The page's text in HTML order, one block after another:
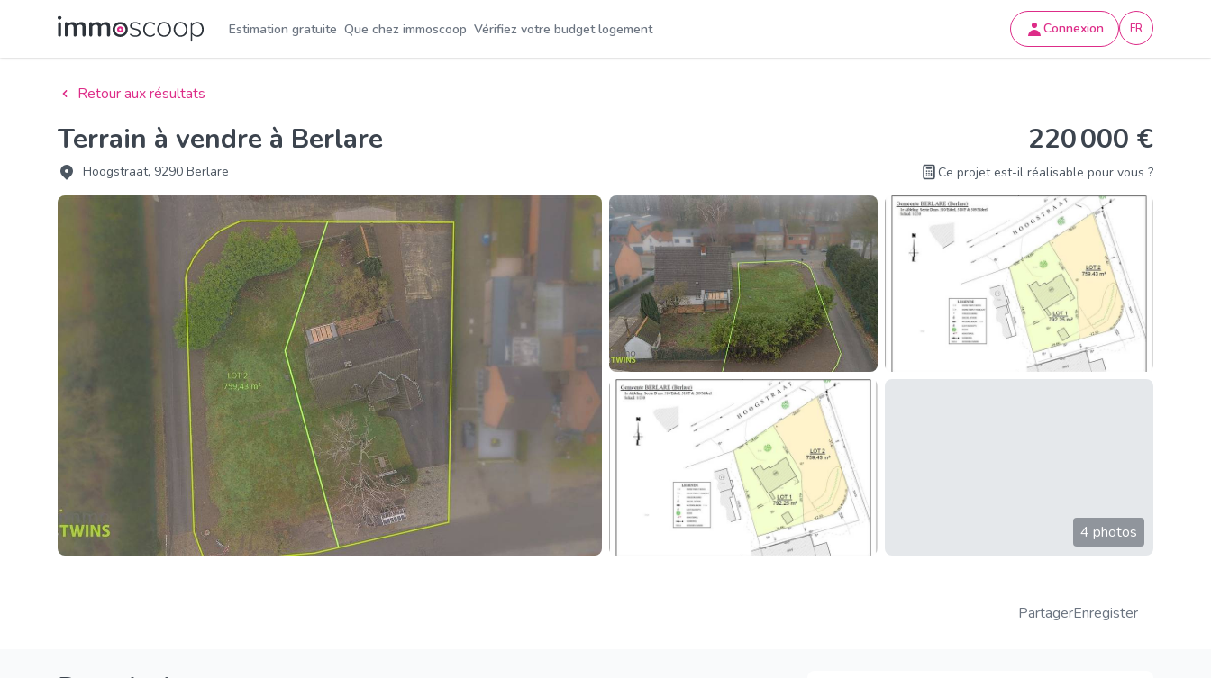
Estimation gratuite Que chez immoscoop Vérifiez votre budget logement Connexion FR
Retour aux résultats
Terrain à vendre à Berlare
Hoogstraat, 9290 Berlare
220 000 €
Ce projet est-il réalisable pour vous ?
4 photos
PartagerEnregister